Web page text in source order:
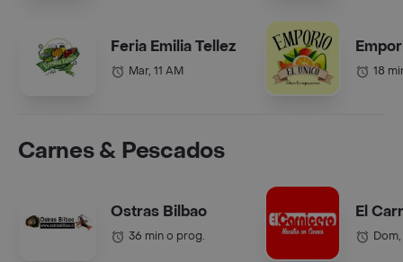
Feria Emilia Tellez
Mar, 11 AM 18
Carnes & Pescados
Ostras Bilbao
36 min o prog.
El